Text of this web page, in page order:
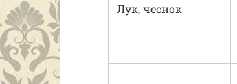
Лук, чеснок